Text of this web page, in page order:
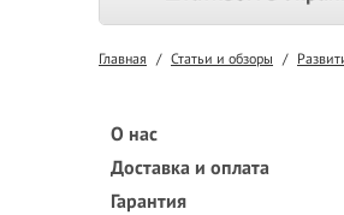
Главная / Статьи и обзоры /
О нас
Доставка и оплата
Гарантия